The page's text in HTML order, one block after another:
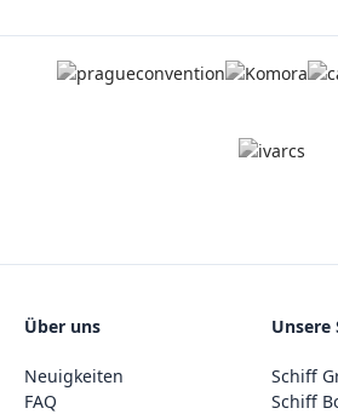
Über uns
Neuigkeiten
FAQ
Unsere
Schiff
Schiff